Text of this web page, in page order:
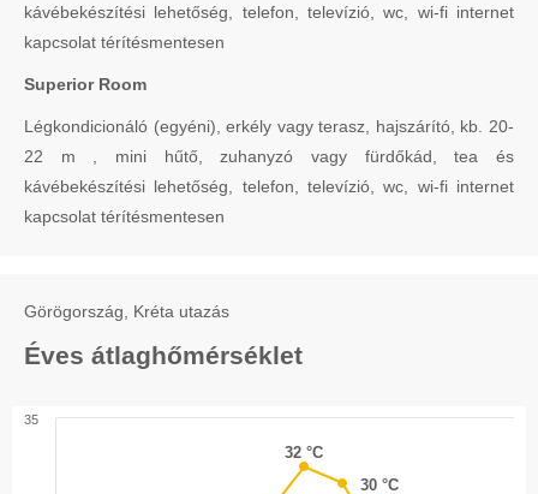
kávébekészítési lehetőség, telefon, televízió, wc, wi-fi internet
kapcsolat térítésmentesen
Superior Room
Légkondicionáló (egyéni), erkély vagy terasz, hajszárító, kb. 20-
22 m , mini hűtő, zuhanyzó vagy fürdőkád, tea és
kávébekészítési lehetőség, telefon, televízió, wc, wi-fi internet
kapcsolat térítésmentesen
Görögország, Kréta utazás
Éves átlaghőmérséklet
32 °C
32 °C
30 °C
30 °C
35